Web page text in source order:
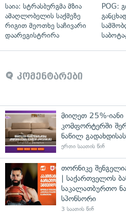
საია: სტრასბურგმა მზია
ამაღლობელის საქმეზე
რიგით მეოთხე საჩივარი
დაარეგისტრირა
POG:
კომენტარები
მიიღეთ 25%-
კომფორტერში
ნაწილ გადახდისას
ერთი საათის წინ
თორნიკე
| საქართველოს
საკალათბურთო
სპონსორი
3 საათის წინ